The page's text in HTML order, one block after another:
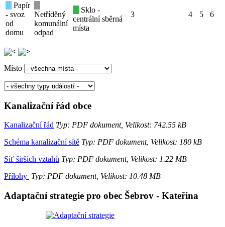
Papír
- svoz
od
domu
Netříděný
komunální
odpad
Sklo -
centrální sběrná
místa
3 4 5 6
Místo
Kanalizační řád obce
Kanalizační řád Typ: PDF dokument, Velikost: 742.55 kB
Schéma kanalizační sítě Typ: PDF dokument, Velikost: 180 kB
Síť širších vztahů Typ: PDF dokument, Velikost: 1.22 MB
Přílohy Typ: PDF dokument, Velikost: 10.48 MB
Adaptační strategie pro obec Šebrov - Kateřina